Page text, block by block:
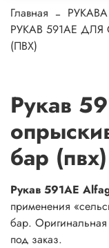
Главная
РУКАВ 591AE
(ПВХ)
Рукав
бар
Рукав 591AE
применения
бар.
под заказ.